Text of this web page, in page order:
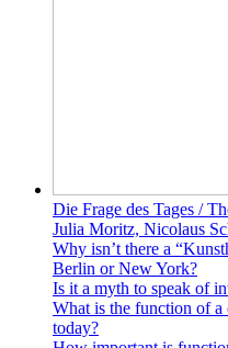
Die Frage des Tages /
Julia Moritz, Nicolaus
Why isn’t there a
Berlin or New York?
Is it a myth to speak of
What is the function of
today?